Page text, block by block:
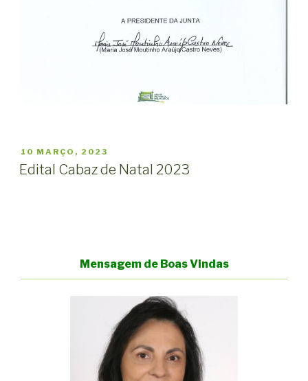
PUBLICADO
EM
10 MARÇO, 2023
Edital Cabaz de Natal 2023
Mensagem de Boas Vindas